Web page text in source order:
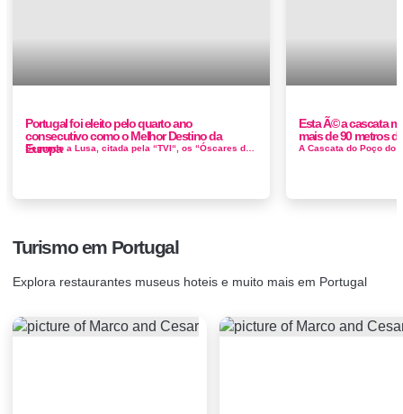
Portugal foi eleito pelo quarto ano
consecutivo como o Melhor Destino da
Europa
Esta Ã© a cascata
mais de 90 metros
Turismo em Portugal
Explora restaurantes museus hoteis e muito mais em Portugal